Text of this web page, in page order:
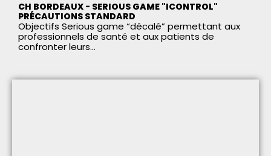
CH BORDEAUX - SERIOUS GAME "ICONTROL"
PRÉCAUTIONS STANDARD
Objectifs Serious game “décalé” permettant aux
professionnels de santé et aux patients de
confronter leurs...